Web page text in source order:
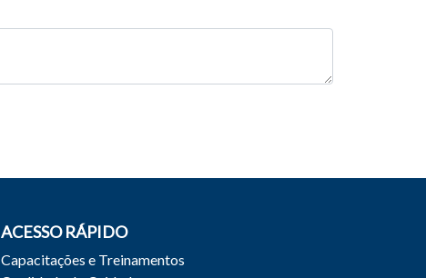
ACESSO RÁPIDO
Capacitações e Treinamentos